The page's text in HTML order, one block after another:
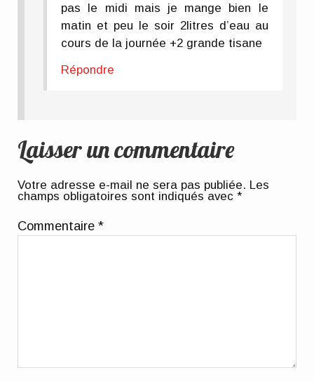
pas le midi mais je mange bien le
matin et peu le soir 2litres d’eau au
cours de la journée +2 grande tisane
Répondre
Laisser un commentaire
Votre adresse e-mail ne sera pas publiée. Les
champs obligatoires sont indiqués avec*
Commentaire*